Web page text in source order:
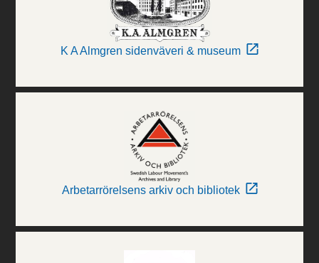
K A Almgren sidenväveri & museum
Arbetarrörelsens arkiv och bibliotek